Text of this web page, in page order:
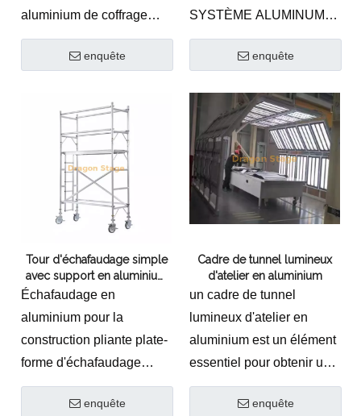
aujourd'hui et élevez votre
expérience de plongée à
aluminium de coffrage
d'échafaudage de
Construction de bâtiments
enquête
SYSTÈME ALUMINUM
MOBILES
ÉCHAFFALLATION
CONSTRUCTION POUR
CONCERT
enquête
Tour d'échafaudage simple
avec support en aluminium
personnalisé
Échafaudage en
aluminium pour la
construction pliante plate-
forme d'échafaudage
mobile pliant
enquête
Cadre de tunnel lumineux
d'atelier en aluminium
un cadre de tunnel
lumineux d'atelier en
aluminium est un élément
essentiel pour obtenir un
éclairage de haute qualité
dans n'importe quel
enquête